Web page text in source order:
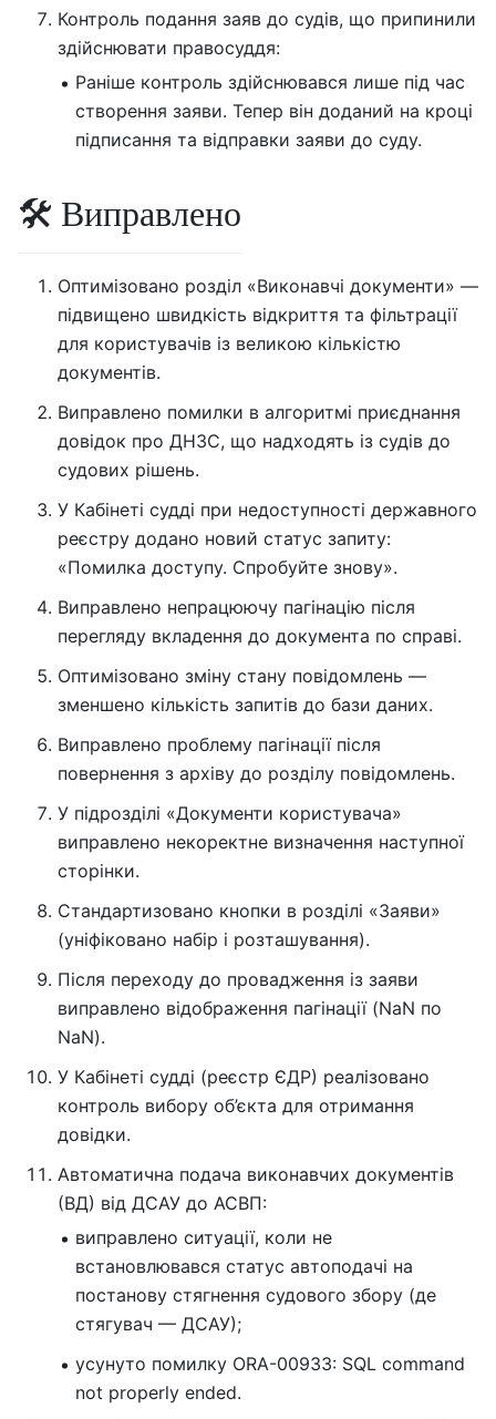
Контроль подання заяв до судів, що припинили
здійснювати правосуддя:
Раніше контроль здійснювався лише під час
створення заяви. Тепер він доданий на кроці
підписання та відправки заяви до суду.
🛠 Виправлено
Оптимізовано розділ «Виконавчі документи» —
підвищено швидкість відкриття та фільтрації
для користувачів із великою кількістю
документів.
Виправлено помилки в алгоритмі приєднання
довідок про ДНЗС, що надходять із судів до
судових рішень.
У Кабінеті судді при недоступності державного
реєстру додано новий статус запиту:
«Помилка доступу. Спробуйте знову».
Виправлено непрацюючу пагінацію після
перегляду вкладення до документа по справі.
Оптимізовано зміну стану повідомлень —
зменшено кількість запитів до бази даних.
Виправлено проблему пагінації після
повернення з архіву до розділу повідомлень.
У підрозділі «Документи користувача»
виправлено некоректне визначення наступної
сторінки.
Стандартизовано кнопки в розділі «Заяви»
(уніфіковано набір і розташування).
Після переходу до провадження із заяви
виправлено відображення пагінації (NaN по
NaN).
У Кабінеті судді (реєстр ЄДР) реалізовано
контроль вибору об’єкта для отримання
довідки.
Автоматична подача виконавчих документів
(ВД) від ДСАУ до АСВП:
виправлено ситуації, коли не
встановлювався статус автоподачі на
постанову стягнення судового збору (де
стягувач — ДСАУ);
усунуто помилку ORA-00933: SQL command
not properly ended.